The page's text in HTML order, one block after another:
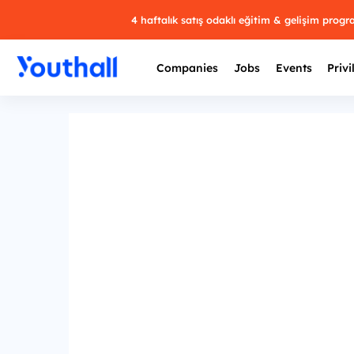
4 haftalık satış odaklı eğitim & gelişim
Companies Jobs Events